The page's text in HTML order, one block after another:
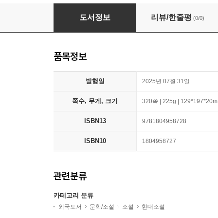
To Kill A Mockingbird
도서정보 리뷰/한줄평 (0/0)
품목정보
발행일 2025년 07월 31일
쪽수, 무게, 크기 320쪽 | 225g |
ISBN13 9781804958728
ISBN10 1804958727
관련분류
카테고리 분류
외국도서 문학/소설 소설 현대소설